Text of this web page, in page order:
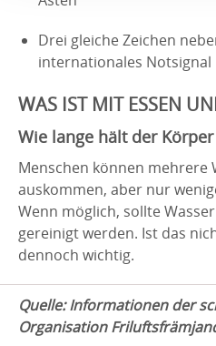
Drei gleiche Zeichen
internationales Notsignal
WAS IST MIT ESSEN
Wie lange hält der
Menschen können mehrere
auskommen, aber nur
Wenn möglich, sollte
gereinigt werden. Ist das
dennoch wichtig.
Quelle: Informationen der
Organisation